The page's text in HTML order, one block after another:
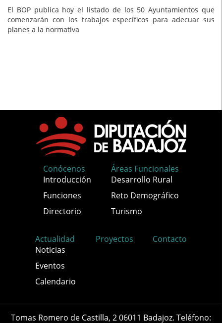
El BOP publica hoy el listado de los 50 Ayuntamientos que
comenzarán con los trabajos específicos para adecuar sus
planes a la normativa
Conócenos
Introducción
Funciones
Directorio
Áreas Funcionales
Desarrollo Rural
Reto Demográfico
Turismo
Actualidad
Noticias
Eventos
Calendario
Proyectos Contacto
Tomas Romero de Castilla, 2 06011 Badajoz. Teléfono: